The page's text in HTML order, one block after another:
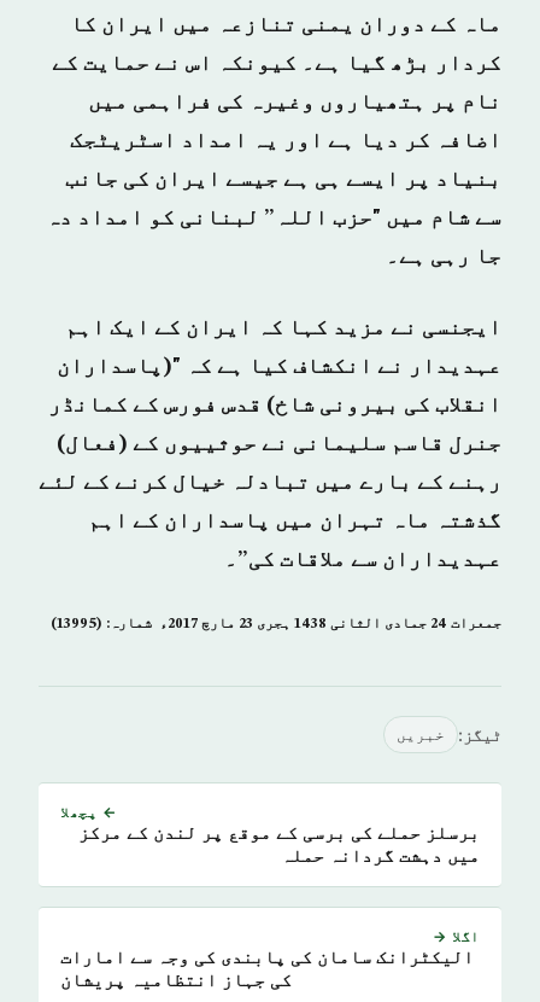
ماہ کے دوران یمنی تنازعہ میں ایران کا
کردار بڑھ گیا ہے۔ کیونکہ اس نے حمایت کے
نام پر ہتھیاروں وغیرہ کی فراہمی میں
اضافہ کر دیا ہے اور یہ امداد اسٹریٹجک
بنیاد پر ایسے ہی ہے جیسے ایران کی جانب
سے شام میں "حزب اللہ” لبنانی کو امداد دہ
جا رہی ہے۔
ایجنسی نے مزید کہا کہ ایران کے ایک اہم
عہدیدار نے انکشاف کیا ہے کہ "(پاسداران
انقلاب کی بیرونی شاخ) قدس فورس کے کمانڈر
جنرل قاسم سلیمانی نے حوثییوں کے (فعال)
رہنے کے بارے میں تبادلہ خیال کرنے کے لئے
گذشتہ ماہ تہران میں پاسداران کے اہم
عہدیداران سے ملاقات کی”۔
جمعرات 24 جمادى الثانی 1438 ہجری­ 23 مارچ 2017ء شمارہ: (13995)
ٹیگز: خبريں
← پچھلا
برسلز حملے کی برسی کے موقع پر لندن کے مرکز
میں دہشت گردانہ حملہ
اگلا →
الیکٹرانک سامان کی پابندی کی وجہ سے امارات
کی جہاز انتظامیہ پریشان